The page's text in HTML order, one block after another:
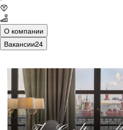
О компании
Вакансии24